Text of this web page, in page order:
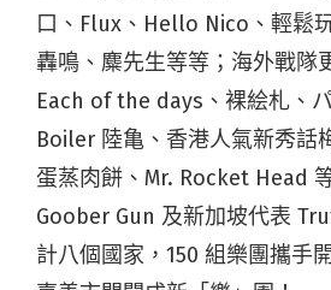
口、Flux、Hello Nico、輕鬆
轟鳴、麋先生等等；海外戰隊
Each of the days、裸絵札、
Boiler 陸亀、香港人氣新秀話
蛋蒸肉餅、Mr. Rocket Head
Goober Gun 及新加坡代表
計八個國家，150 組樂團攜手